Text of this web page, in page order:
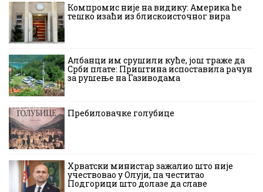
Компромис није на видику: Америка ће
тешко изаћи из блискоисточног вира
Албанци им срушили куће, још траже да
Срби плате: Приштина испоставила рачун
за рушење на Газиводама
Пребиловачке голубице
Хрватски министар зажалио што није
учествовао у Олуји, па честитао
Подгорици што долазе да славе